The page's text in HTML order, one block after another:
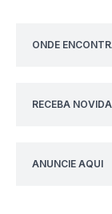
ONDE
RECEBA
ANUNCIE AQUI